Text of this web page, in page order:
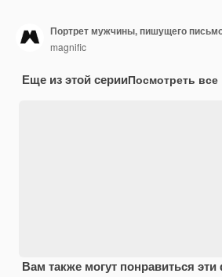
Портрет мужчины, пишущего
magnific
Еще из этой серииПосмотреть все
Вам также могут понравиться